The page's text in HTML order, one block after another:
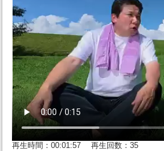
再生時間：00:01:57 再生回数：35